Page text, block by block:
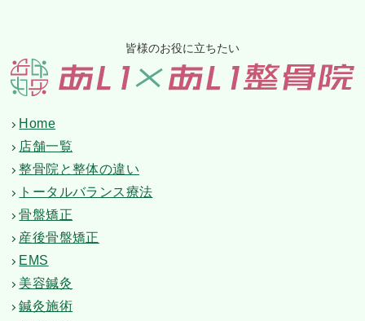
皆様のお役に立ちたい
Home
店舗一覧
整骨院と整体の違い
トータルバランス療法
骨盤矯正
産後骨盤矯正
EMS
美容鍼灸
鍼灸施術